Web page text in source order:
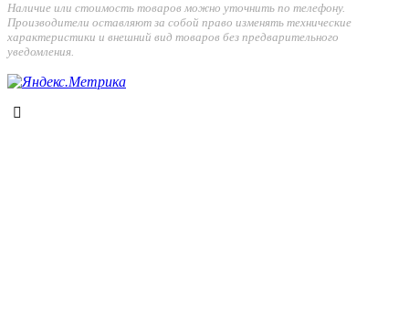
Наличие или стоимость товаров можно уточнить по телефону.
Производители оставляют за собой право изменять технические
характеристики и внешний вид товаров без предварительного
уведомления.